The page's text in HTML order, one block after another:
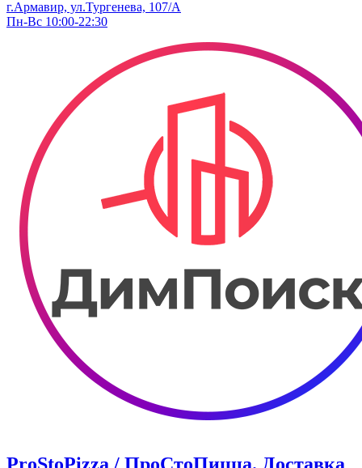
г.Армавир, ул.Тургенева, 107/А
Пн-Вс 10:00-22:30